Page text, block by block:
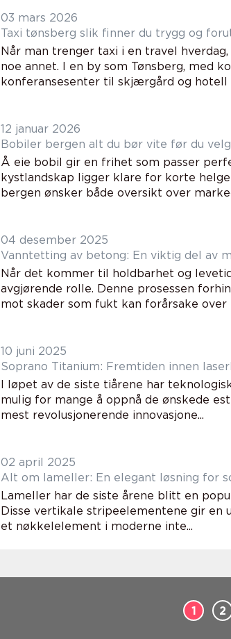
03 mars 2026
Taxi tønsberg slik finner du trygg
Når man trenger taxi i en travel
noe annet. I en by som Tønsberg, med
konferansesenter til skjærgård og hotell
12 januar 2026
Bobiler bergen alt du bør vite
Å eie bobil gir en frihet som passer
kystlandskap ligger klare for korte
bergen ønsker både oversikt over
04 desember 2025
Vanntetting av betong: En viktig del av
Når det kommer til holdbarhet og
avgjørende rolle. Denne prosessen
mot skader som fukt kan forårsake over
10 juni 2025
Soprano Titanium: Fremtiden innen
I løpet av de siste tiårene har
mulig for mange å oppnå de ønskede
mest revolusjonerende innovasjone...
02 april 2025
Alt om lameller: En elegant løsning for
Lameller har de siste årene blitt en
Disse vertikale stripeelementene gir en
et nøkkelelement i moderne inte...
1 2